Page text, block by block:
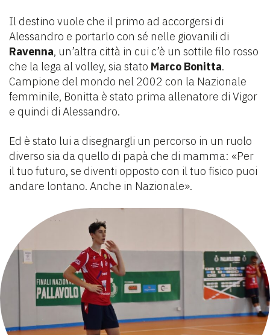
Il destino vuole che il primo ad accorgersi di
Alessandro e portarlo con sé nelle giovanili di
Ravenna, un’altra città in cui c’è un sottile filo rosso
che la lega al volley, sia stato Marco Bonitta.
Campione del mondo nel 2002 con la Nazionale
femminile, Bonitta è stato prima allenatore di Vigor
e quindi di Alessandro.
Ed è stato lui a disegnargli un percorso in un ruolo
diverso sia da quello di papà che di mamma: «Per
il tuo futuro, se diventi opposto con il tuo fisico puoi
andare lontano. Anche in Nazionale».